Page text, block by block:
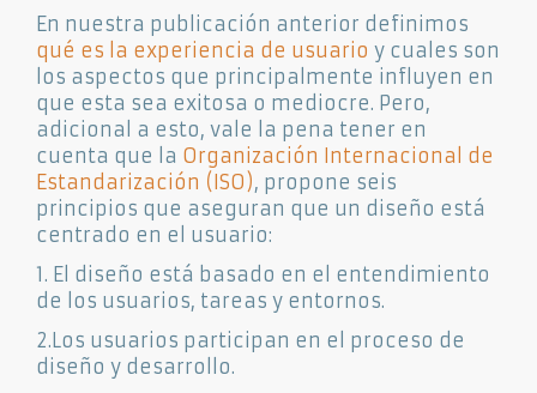
En nuestra publicación anterior definimos
qué es la experiencia de usuario y cuales son
los aspectos que principalmente influyen en
que esta sea exitosa o mediocre. Pero,
adicional a esto, vale la pena tener en
cuenta que la Organización Internacional de
Estandarización (ISO), propone seis
principios que aseguran que un diseño está
centrado en el usuario:
1. El diseño está basado en el entendimiento
de los usuarios, tareas y entornos.
2.Los usuarios participan en el proceso de
diseño y desarrollo.